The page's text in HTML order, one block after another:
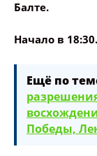
Название
Балте.
Начало в 18:30.
Ещё по
Победы,